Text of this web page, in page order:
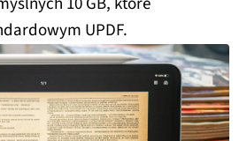
UPDF.